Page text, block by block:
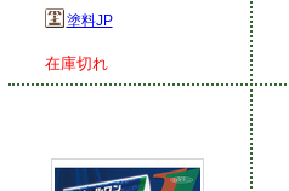
塗料JP
在庫切れ